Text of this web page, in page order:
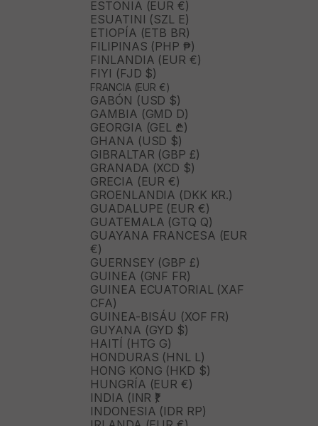
ESTONIA (EUR €)
ESUATINI (SZL E)
ETIOPÍA (ETB BR)
FILIPINAS (PHP ₱)
FINLANDIA (EUR €)
FIYI (FJD $)
FRANCIA (EUR €)
GABÓN (USD $)
GAMBIA (GMD D)
GEORGIA (GEL ₾)
GHANA (USD $)
GIBRALTAR (GBP £)
GRANADA (XCD $)
GRECIA (EUR €)
GROENLANDIA (DKK KR.)
GUADALUPE (EUR €)
GUATEMALA (GTQ Q)
GUAYANA FRANCESA (EUR
€)
GUERNSEY (GBP £)
GUINEA (GNF FR)
GUINEA ECUATORIAL (XAF
CFA)
GUINEA-BISÁU (XOF FR)
GUYANA (GYD $)
HAITÍ (HTG G)
HONDURAS (HNL L)
HONG KONG (HKD $)
HUNGRÍA (EUR €)
INDIA (INR ₹)
INDONESIA (IDR RP)